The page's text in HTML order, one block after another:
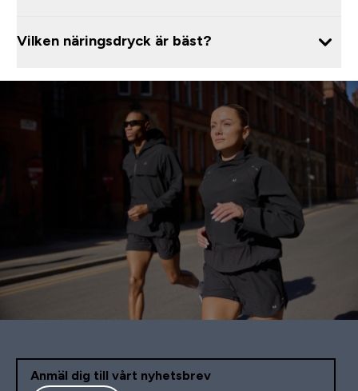
Vilken näringsdryck är bäst?
Anmäl dig till vårt nyhetsbrev